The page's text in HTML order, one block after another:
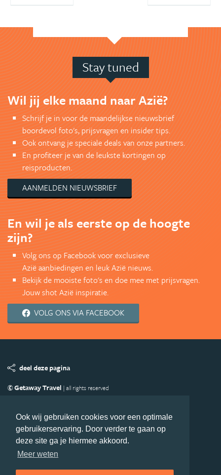
Ook wij gebruiken cookies voor een optimale
gebruikerservaring. Door verder te gaan op
deze site ga je hiermee akkoord.
Meer weten
Stay tuned
Wil jij elke maand naar Azië?
Schrijf je in voor de maandelijkse nieuwsbrief
boordevol foto's, prijsvragen en insider tips.
Ook ontvang je speciale deals van onze partners.
En profiteer je van de leukste kortingen op
reisproducten.
AANMELDEN NIEUWSBRIEF
En wil je als eerste op de hoogte
zijn?
Volg ons op Facebook voor exclusieve
Azië aanbiedingen en leuk Azië nieuws.
Bekijk de mooiste foto's en doe mee met prijsvragen.
Jouw shot Azië inspiratie.
VOLG ONS VIA FACEBOOK
deel deze pagina
© Getaway Travel | all rights reserved
Copyright
Privacy statement Disclaimer
Cookies
Volg Azie.nl
Nieuwsbrief
Facebook